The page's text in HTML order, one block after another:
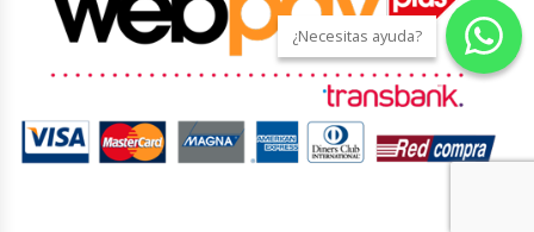
Ollas Arroceras
Peladora De Papas
¿Necesitas ayuda?